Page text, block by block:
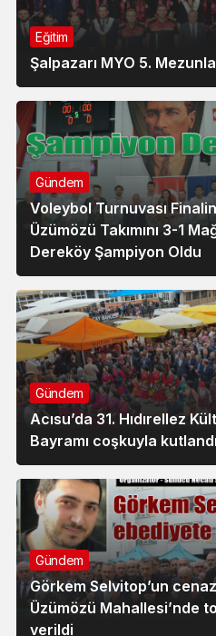
Eğitim
Şalpazarı MYO 5.
Gündem
Voleybol Turnuvası
Üzümözü Takımını 3-1
Dereköy Şampiyon Oldu
Gündem
Acısu’da 31. Hıdırellez
Bayramı coşkuyla kutlandı
Gündem
Görkem Selvitop’un
Üzümözü Mahallesi’nde
verildi